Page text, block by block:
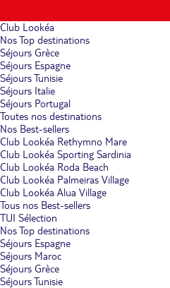
Club Lookéa
Nos Top destinations
Séjours Grèce
Séjours Espagne
Séjours Tunisie
Séjours Italie
Séjours Portugal
Toutes nos destinations
Nos Best-sellers
Club Lookéa Rethymno Mare
Club Lookéa Sporting Sardinia
Club Lookéa Roda Beach
Club Lookéa Palmeiras Village
Club Lookéa Alua Village
Tous nos Best-sellers
TUI Sélection
Nos Top destinations
Séjours Espagne
Séjours Maroc
Séjours Grèce
Séjours Tunisie